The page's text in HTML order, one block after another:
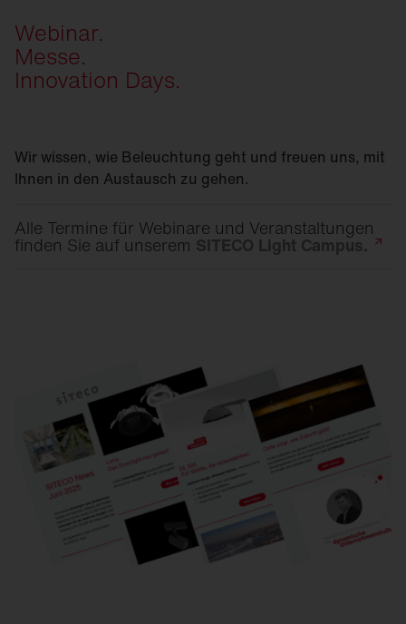
Webinar.
Messe.
Innovation Days.
Wir wissen, wie Beleuchtung geht und freuen uns, mit
Ihnen in den Austausch zu gehen.
Alle Termine für Webinare und Veranstaltungen
finden Sie auf unserem SITECO Light Campus.